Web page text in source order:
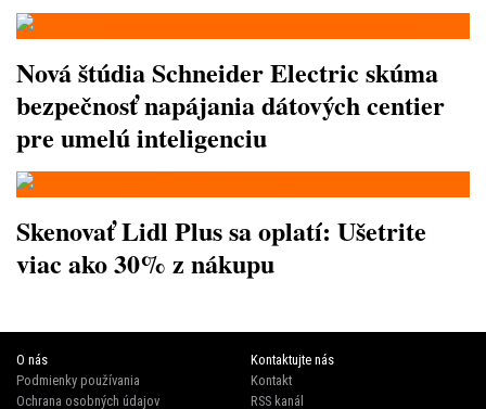
Nová štúdia Schneider Electric skúma
bezpečnosť napájania dátových centier
pre umelú inteligenciu
Skenovať Lidl Plus sa oplatí: Ušetrite
viac ako 30% z nákupu
O nás
Podmienky používania
Ochrana osobných údajov
Kontaktujte nás
Kontakt
RSS kanál